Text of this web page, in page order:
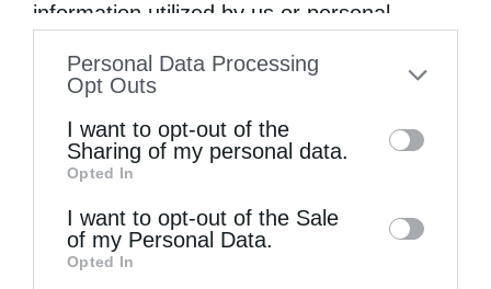
information utilized by us or personal
to your opt-out. You may separately opt-out
information by third parties on the IAB’s list
of downstream participants. This
information may also be disclosed by us to
third parties on theIAB’s List of
Downstream Participants
Personal Data Processing
Opt Outs
I want to opt-out of the
Sharing of my personal data.
Opted In
I want to opt-out of the Sale
of my Personal Data.
Opted In
ΜΟΙΡΑΣΟΥ 0
Προηγούμενο άρθρο
Επόμενο άρθρο
Δεκάδες χιλιάδες γεύματα σε οικογένειες των Ιωαννίνων